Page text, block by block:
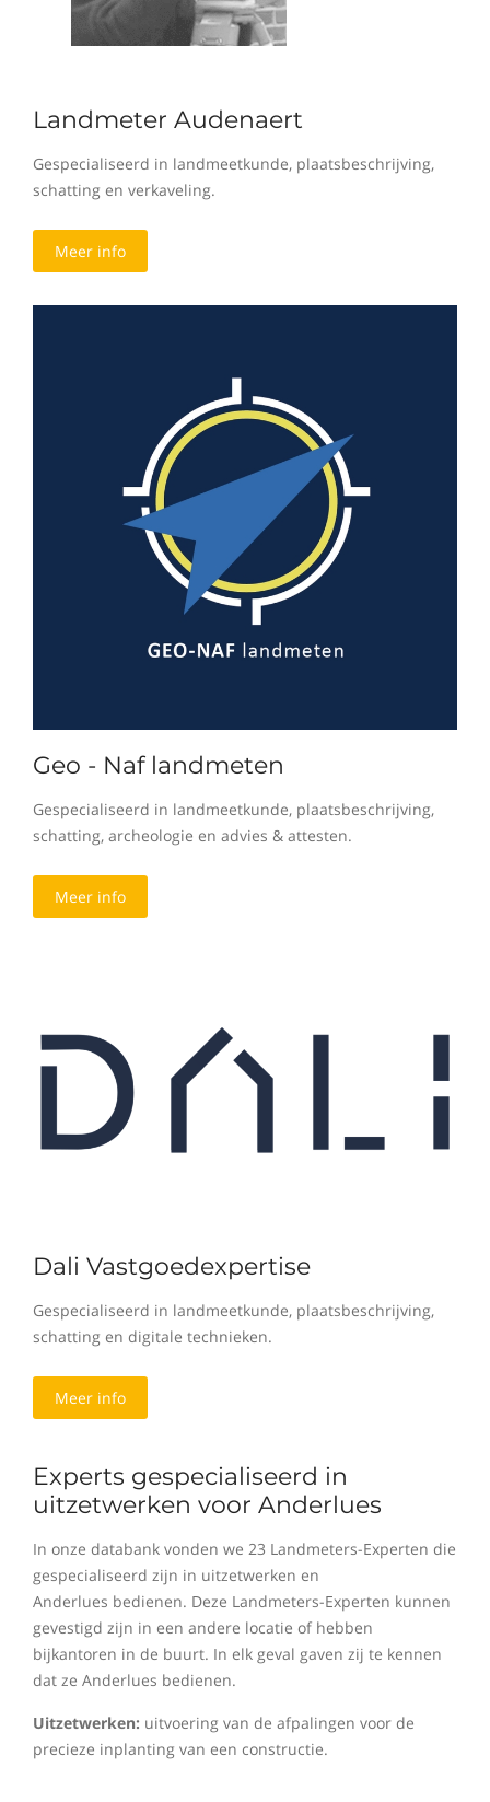
Landmeter Audenaert
Gespecialiseerd in landmeetkunde, plaatsbeschrijving,
schatting en verkaveling.
Meer info
Geo - Naf landmeten
Gespecialiseerd in landmeetkunde, plaatsbeschrijving,
schatting, archeologie en advies & attesten.
Meer info
Dali Vastgoedexpertise
Gespecialiseerd in landmeetkunde, plaatsbeschrijving,
schatting en digitale technieken.
Meer info
Experts gespecialiseerd in
uitzetwerken voor Anderlues
In onze databank vonden we 23 Landmeters-Experten die
gespecialiseerd zijn in uitzetwerken en
Anderlues bedienen. Deze Landmeters-Experten kunnen
gevestigd zijn in een andere locatie of hebben
bijkantoren in de buurt. In elk geval gaven zij te kennen
dat ze Anderlues bedienen.
Uitzetwerken: uitvoering van de afpalingen voor de
precieze inplanting van een constructie.